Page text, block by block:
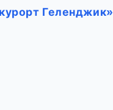
Геленджик»